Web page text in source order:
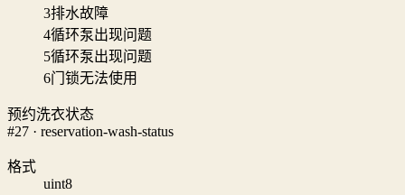
3排水故障
4循环泵出现问题
5循环泵出现问题
6门锁无法使用
预约洗衣状态
#27 · reservation-wash-status
格式
uint8